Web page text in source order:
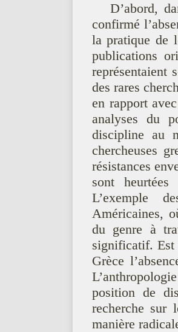
D’abord,
confirmé
la pratique de
publications
représentaient
des rares
en rapport
analyses du
discipline au
chercheuses
résistances
sont heurtées
L’exemple
Américaines,
du genre à
significatif. Est
Grèce
position de
recherche sur
manière